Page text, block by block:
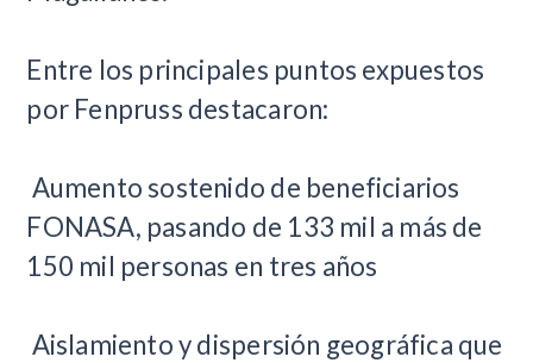
Entre los principales puntos expuestos
por Fenpruss destacaron:
Aumento sostenido de beneficiarios
FONASA, pasando de 133 mil a más de
150 mil personas en tres años
Aislamiento y dispersión geográfica que